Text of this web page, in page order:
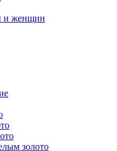
и женщин
золото